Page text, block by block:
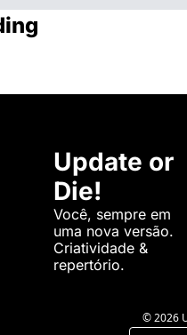
Update or
Die!
Você, sempre em
uma nova versão.
Criatividade &
repertório.
© 2026